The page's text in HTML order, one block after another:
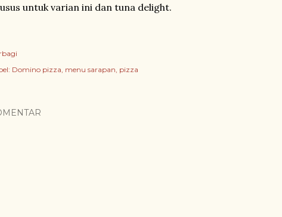
untuk varian ini dan tuna delight.
Domino pizza menu sarapan pizza